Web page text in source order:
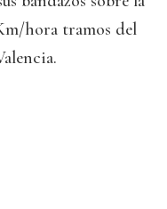
hora tramos del